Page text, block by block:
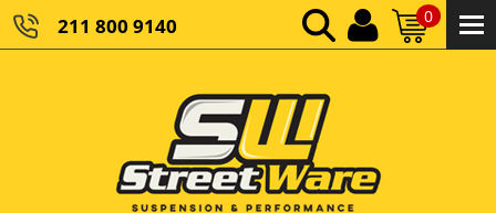
211 800 9140 0
ΚΑΘΑΡΌ ΣΎΝΟΛΟ:
ΤΕΛΙΚΌ ΣΎΝΟΛΟ:0,00 €